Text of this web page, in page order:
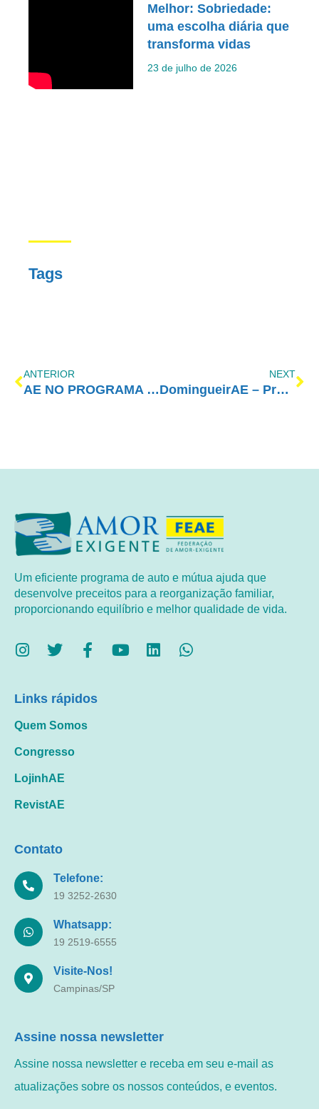
Melhor: Sobriedade:
uma escolha diária que
transforma vidas
23 de julho de 2026
Tags
ANTERIOR
AE NO PROGRAMA VIDA MELHOR – REDEVIDA – 30/01/2023
NEXT
DomingueirAE – Procrastinação, como reconhecer?
Um eficiente programa de auto e mútua ajuda que
desenvolve preceitos para a reorganização familiar,
proporcionando equilíbrio e melhor qualidade de vida.
Links rápidos
Quem Somos
Congresso
LojinhAE
RevistAE
Contato
Telefone:
19 3252-2630
Whatsapp:
19 2519-6555
Visite-Nos!
Campinas/SP
Assine nossa newsletter
Assine nossa newsletter e receba em seu e-mail as
atualizações sobre os nossos conteúdos, e eventos.